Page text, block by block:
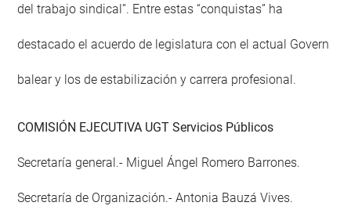
del trabajo sindical”. Entre estas “conquistas” ha
destacado el acuerdo de legislatura con el actual Govern
balear y los de estabilización y carrera profesional.
COMISIÓN EJECUTIVA UGT Servicios Públicos
Secretaría general.- Miguel Ángel Romero Barrones.
Secretaría de Organización.- Antonia Bauzá Vives.